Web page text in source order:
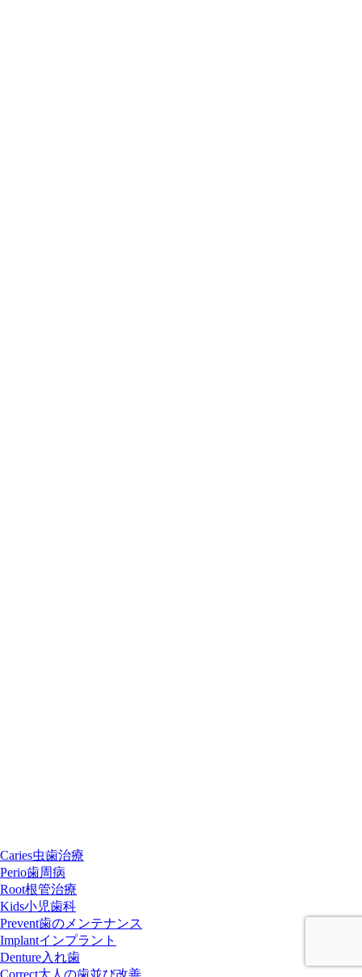
Caries虫歯治療
Perio歯周病
Root根管治療
Kids小児歯科
Prevent歯のメンテナンス
Implantインプラント
Denture入れ歯
Correct大人の歯並び改善